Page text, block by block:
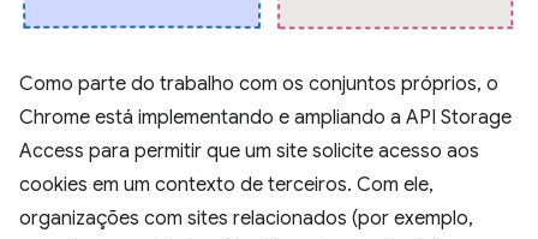
Como parte do trabalho com os conjuntos próprios, o
Chrome está implementando e ampliando a API Storage
Access para permitir que um site solicite acesso aos
cookies em um contexto de terceiros. Com ele,
organizações com sites relacionados (por exemplo,